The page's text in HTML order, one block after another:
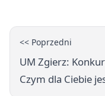
<< Poprzedni
UM Zgierz:
Czym dla Ciebie